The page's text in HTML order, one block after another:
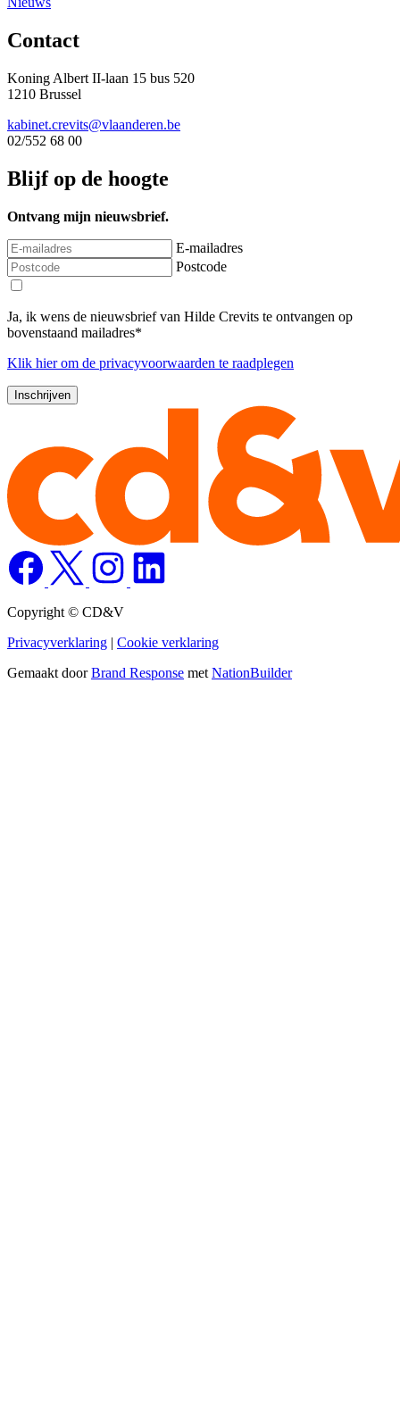
Contact
Koning Albert II-laan 15 bus 520
1210 Brussel
kabinet.crevits@vlaanderen.be
02/552 68 00
Blijf op de hoogte
Ontvang mijn nieuwsbrief.
E-mailadres
Postcode
Ja, ik wens de nieuwsbrief van Hilde Crevits te ontvangen op
bovenstaand mailadres*
Klik hierom de privacyvoorwaarden te raadplegen
Copyright © CD&V
Privacyverklaring | Cookie verklaring
Gemaakt doorBrand Response met NationBuilder